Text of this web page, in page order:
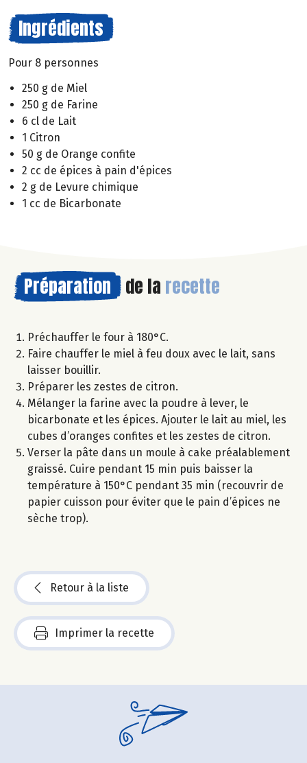
Ingrédients
Pour 8 personnes
250 g de Miel
250 g de Farine
6 cl de Lait
1 Citron
50 g de Orange confite
2 cc de épices à pain d'épices
2 g de Levure chimique
1 cc de Bicarbonate
Préparation de la recette
Préchauffer le four à 180°C.
Faire chauffer le miel à feu doux avec le lait, sans
laisser bouillir.
Préparer les zestes de citron.
Mélanger la farine avec la poudre à lever, le
bicarbonate et les épices. Ajouter le lait au miel, les
cubes d’oranges confites et les zestes de citron.
Verser la pâte dans un moule à cake préalablement
graissé. Cuire pendant 15 min puis baisser la
température à 150°C pendant 35 min (recouvrir de
papier cuisson pour éviter que le pain d’épices ne
sèche trop).
Retour à la liste
Imprimer la recette